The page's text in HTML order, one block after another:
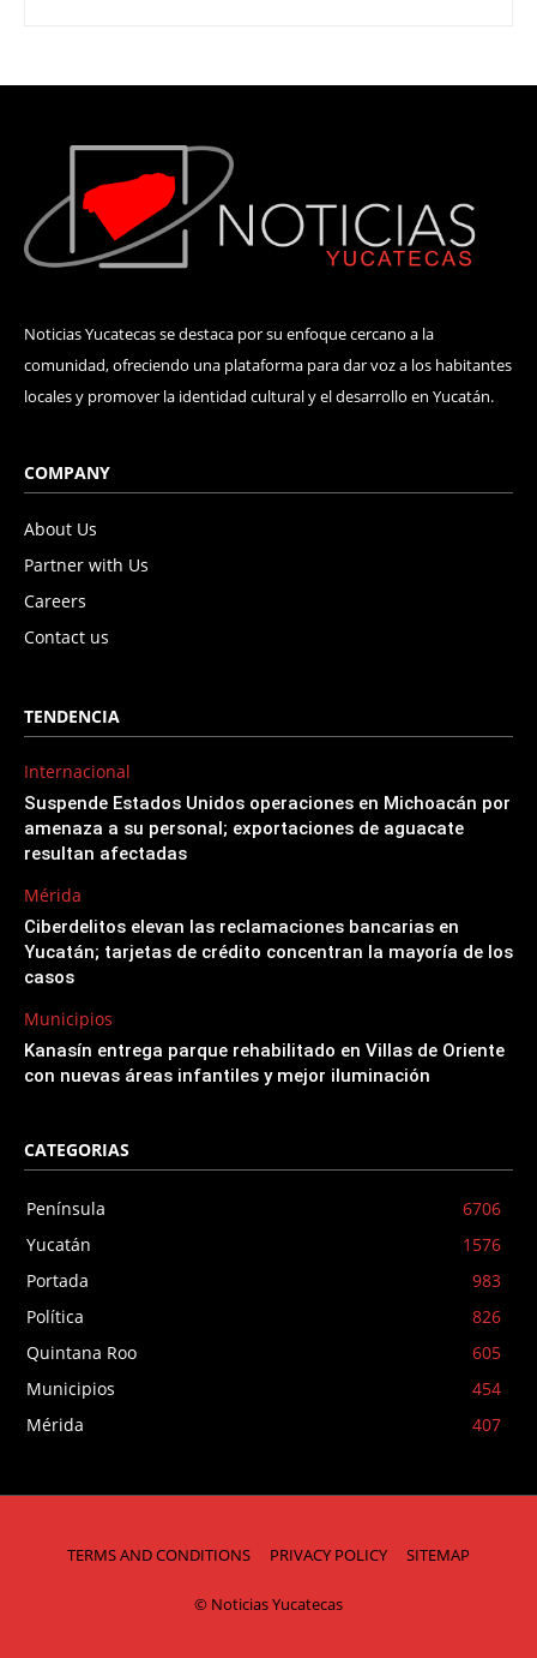
Noticias Yucatecas se destaca por su enfoque cercano a la
comunidad, ofreciendo una plataforma para dar voz a los habitantes
locales y promover la identidad cultural y el desarrollo en Yucatán.
COMPANY
About Us
Partner with Us
Careers
Contact us
TENDENCIA
Internacional
Suspende Estados Unidos operaciones en Michoacán por
amenaza a su personal; exportaciones de aguacate
resultan afectadas
Mérida
Ciberdelitos elevan las reclamaciones bancarias en
Yucatán; tarjetas de crédito concentran la mayoría de los
casos
Municipios
Kanasín entrega parque rehabilitado en Villas de Oriente
con nuevas áreas infantiles y mejor iluminación
CATEGORIAS
Península
6706
Yucatán
1576
Portada
983
Política
826
Quintana Roo
605
Municipios
454
Mérida
407
TERMS AND CONDITIONS PRIVACY POLICY SITEMAP
© Noticias Yucatecas